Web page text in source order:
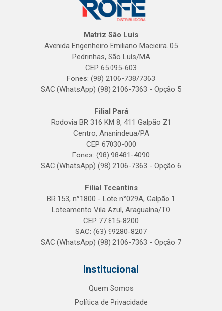
Matriz São Luís
Avenida Engenheiro Emiliano Macieira, 05
Pedrinhas, São Luís/MA
CEP 65.095-603
Fones: (98) 2106-738/7363
SAC (WhatsApp) (98) 2106-7363 - Opção 5
Filial Pará
Rodovia BR 316 KM 8, 411 Galpão Z1
Centro, Ananindeua/PA
CEP 67030-000
Fones: (98) 98481-4090
SAC (WhatsApp) (98) 2106-7363 - Opção 6
Filial Tocantins
BR 153, n°1800 - Lote n°029A, Galpão 1
Loteamento Vila Azul, Araguaína/TO
CEP 77.815-8200
SAC: (63) 99280-8207
SAC (WhatsApp) (98) 2106-7363 - Opção 7
Institucional
Quem Somos
Política de Privacidade